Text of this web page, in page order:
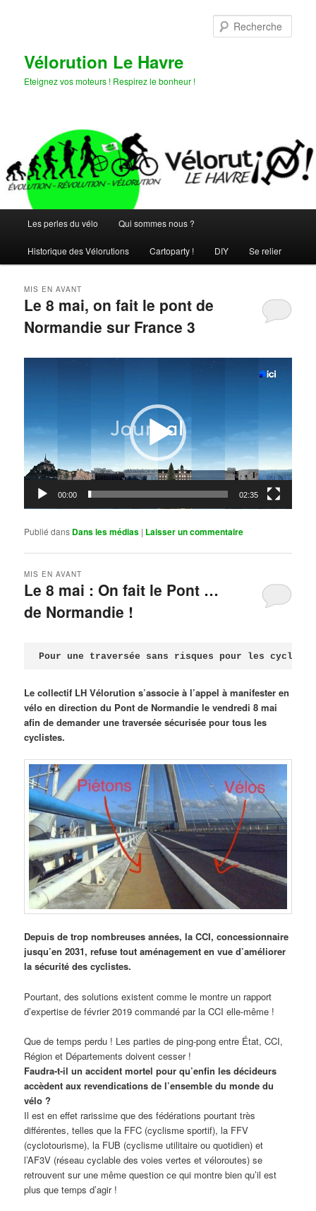
Vélorution Le Havre
Eteignez vos moteurs ! Respirez le bonheur !
principal
Les perles du vélo Qui sommes nous ?
Historique des Vélorutions Cartoparty ! DIY Se relier
Le 8 mai, on fait le pont de
Normandie sur France 3
MIS EN AVANT
00:00 02:35
Publié dans Dans les médias | Laisser un commentaire
Le 8 mai : On fait le Pont …
de Normandie !
MIS EN AVANT
Pour une traversée sans risques pour les
Le collectif LH Vélorution s’associe à l’appel à manifester en
vélo en direction du Pont de Normandie le vendredi 8 mai
afin de demander une traversée sécurisée pour tous les
cyclistes.
Depuis de trop nombreuses années, la CCI, concessionnaire
jusqu’en 2031, refuse tout aménagement en vue d’améliorer
la sécurité des cyclistes.
Pourtant, des solutions existent comme le montre un rapport
d’expertise de février 2019 commandé par la CCI elle-même !
Que de temps perdu ! Les parties de ping-pong entre État, CCI,
Région et Départements doivent cesser !
Faudra-t-il un accident mortel pour qu’enfin les décideurs
accèdent aux revendications de l’ensemble du monde du
vélo ?
Il est en effet rarissime que des fédérations pourtant très
différentes, telles que la FFC (cyclisme sportif), la FFV
(cyclotourisme), la FUB (cyclisme utilitaire ou quotidien) et
l’AF3V (réseau cyclable des voies vertes et véloroutes) se
retrouvent sur une même question ce qui montre bien qu’il est
plus que temps d’agir !